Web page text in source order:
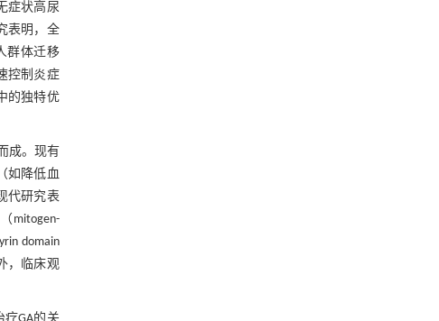
症状高尿
表明，全
群体迁移
控制炎症
的独特优
成。现有
如降低血
代研究表
mitogen-
domain
，临床观